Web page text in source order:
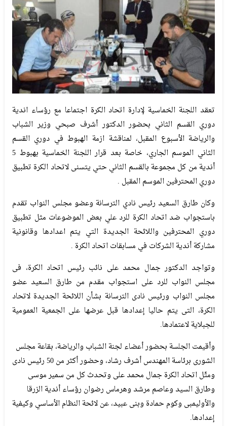
تعقد اللجنة الخماسية لإدارة اتحاد الكرة اجتماعا مع رؤساء اندية
دوري القسم الثاني بحضور الدكتور أشرف صبحي وزير الشباب
والرياضة الأسبوع المقبل، لمناقشة ازمة الهبوط في دوري القسم
الثاني الموسم الجاري، خاصة بعد قرار اللجنة الخماسية بهبوط 5
أندية من كل مجموعة بالقسم الثاني حتي يتسنى لاتحاد الكرة تطبيق
دوري المحترفين الموسم المقبل .
وكان طارق السعيد رئيس نادي الترسانة وعضو مجلس النواب تقدم
باستجواب ضد اتحاد الكرة للرد علي بعض الموضوعات مثل تطبيق
دوري المحترفين واللائحة الجديدة التي يتم اعدادها وقانونية
مشاركة أندية الشركات في مسابقات اتحاد الكرة .
وتواجد الدكتور جمال محمد على نائب رئيس اتحاد الكرة، فى
مجلس النواب للرد على استجواب مقدم من طارق السعيد عضو
مجلس النواب ورئيس نادى الترسانة بشأن اللائحة الجديدة لاتحاد
الكرة، التى يتم حاليا إعدادها قبل عرضها على الجمعية العمومية
للجبلاية لاعتمادها.
وأقيمت الجلسة بحضور أعضاء لجنة الشباب والرياضة، بقاعة مجلس
الشورى برئاسة المهندس أشرف رشاد، وحضور أكثر من 50 رئيس نادى
ومثّل اتحاد الكرة جمال محمد على وتحدث كل من سمير موسى
وطارق السيد وعاصم مرشد وهرماس رضوان رؤساء أندية الزرقا
والأوليمبى وكوم حمادة وبنى عبيد، عن لائحة النظام الأساسي وكيفية
إعدادها.